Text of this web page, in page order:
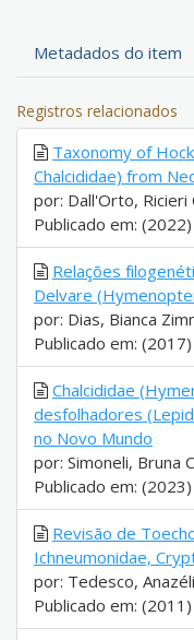
Metadados do item
Registros relacionados
Taxonomy of
Chalcididae) from
por: Dall'Orto, Ricieri
Publicado em: (2022)
Relações
Delvare
por: Dias, Bianca
Publicado em: (2017)
Chalcididae
desfolhadores
no Novo Mundo
por: Simoneli, Bruna
Publicado em: (2023)
Revisão de
Ichneumonidae,
por: Tedesco,
Publicado em: (2011)